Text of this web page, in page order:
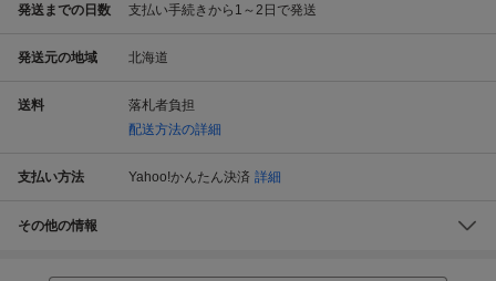
発送までの日数 支払い手続きから1～2日で発送
発送元の地域 北海道
送料
落札者負担
配送方法の詳細
支払い方法 Yahoo!かんたん決済 詳細
その他の情報